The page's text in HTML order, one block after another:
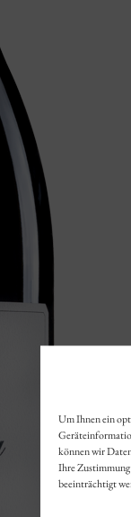
Um Ihnen ein
können wir
Ihre
beeinträchtigt